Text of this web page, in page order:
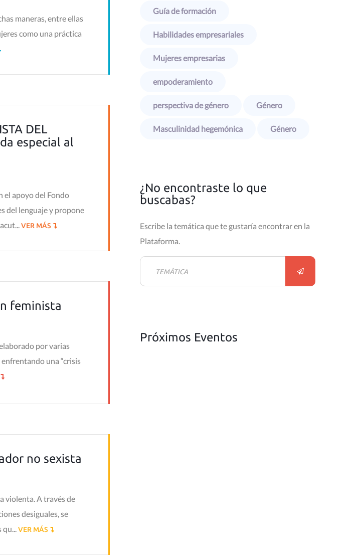
maneras, entre ellas
como una práctica
DEL
especial al
el apoyo del Fondo
del lenguaje y propone
VER MÁS
feminista
por varias
una “crisis
no sexista
violenta. A través de
desiguales, se
VER MÁS
Guía de formación
Habilidades empresariales
Mujeres empresarias
empoderamiento
perspectiva de género Género
Masculinidad hegemónica Género
¿No encontraste lo que
buscabas?
Escribe la temática que te gustaría encontrar en la
Plataforma.
Próximos Eventos